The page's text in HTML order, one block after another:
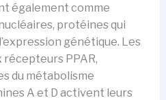
également comme
protéines qui
génétique. Les
récepteurs PPAR,
du métabolisme
A et D activent leurs